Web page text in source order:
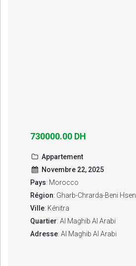
730000.00 DH
Appartement
Novembre 22, 2025
Pays: Morocco
Région: Gharb-Chrarda-Beni Hsen
Ville: Kénitra
Quartier: Al Maghib Al Arabi
Adresse: Al Maghib Al Arabi